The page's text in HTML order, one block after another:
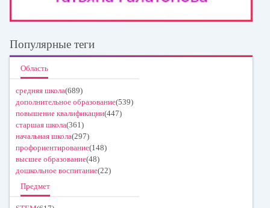
Популярные теги
Область
средняя школа(689)
дополнительное образование(539)
повышение квалификации(447)
старшая школа(361)
начальная школа(297)
профориентирование(148)
высшее образование(48)
дошкольное воспитание(22)
Предмет